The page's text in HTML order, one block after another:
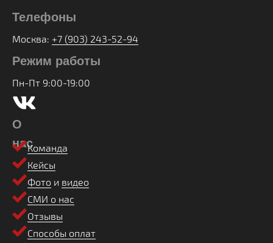
Телефоны
Москва: +7 (903) 243-52-94
Режим работы
Пн-Пт 9:00-19:00
О
насКоманда
Кейсы
Фото и видео
СМИ о нас
Отзывы
Способы оплат